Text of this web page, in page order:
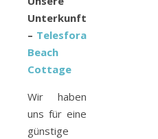
Unterkunft
– Telesfora
Beach
Cottage
Wir haben
uns für eine
günstige